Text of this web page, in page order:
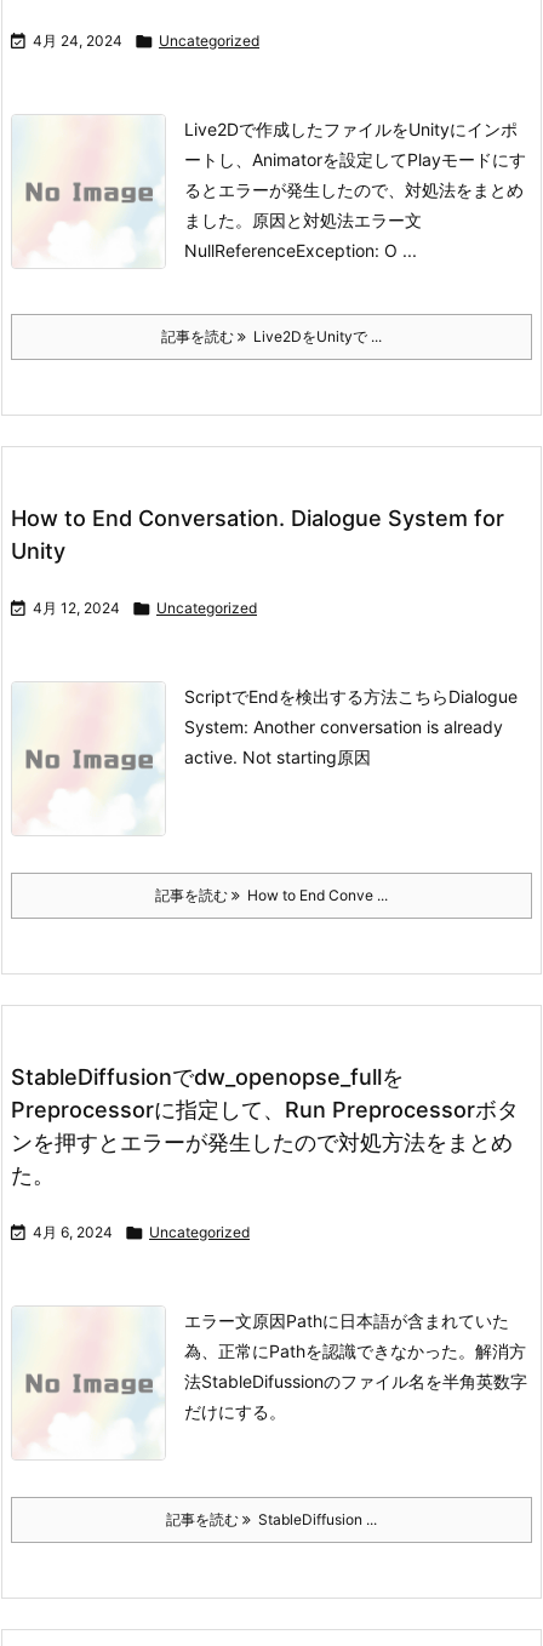
 4月 24, 2024  Uncategorized
Live2Dで作成したファイルをUnityにインポ
ートし、Animatorを設定してPlayモードにす
るとエラーが発生したので、対処法をまとめ
ました。
原因と対処法エラー文
NullReferenceException: O ...
記事を読む Live2DをUnityで ...
How to End Conversation. Dialogue System for
Unity
 4月 12, 2024  Uncategorized
ScriptでEndを検出する方法こちらDialogue
System: Another conversation is already
active. Not starting原因
記事を読む How to End Conve ...
StableDiffusionでdw_openopse_fullを
Preprocessorに指定して、Run Preprocessorボタ
ンを押すとエラーが発生したので対処方法をまとめ
た。
 4月 6, 2024  Uncategorized
エラー文原因Pathに日本語が含まれていた
為、正常にPathを認識できなかった。 解消方
法StableDifussionのファイル名を半角英数字
だけにする。
記事を読む StableDiffusion ...